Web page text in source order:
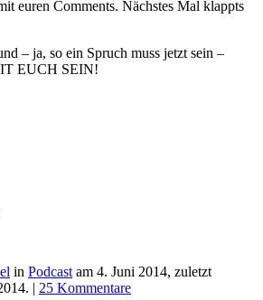
euren Comments. Nächstes Mal klappts
– ja, so ein Spruch muss jetzt sein –
EUCH SEIN!
in Podcast am 4. Juni 2014, zuletzt
. | 25 Kommentare